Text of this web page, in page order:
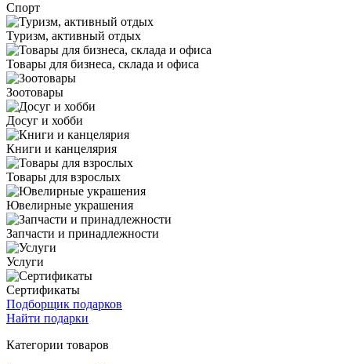
Спорт
Туризм, активный отдых
Товары для бизнеса, склада и офиса
Зоотовары
Досуг и хобби
Книги и канцелярия
Товары для взрослых
Ювелирные украшения
Запчасти и принадлежности
Услуги
Сертификаты
Подборщик подарков
Найти подарки
Категории товаров